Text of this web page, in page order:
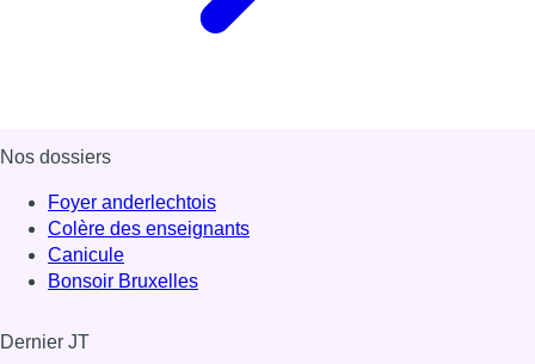
Nos dossiers
Foyer anderlechtois
Colère des enseignants
Canicule
Bonsoir Bruxelles
Dernier JT